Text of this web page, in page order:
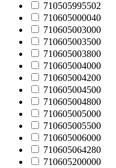
710505995502
710605000040
710605003000
710605003500
710605003800
710605004000
710605004200
710605004500
710605004800
710605005000
710605005500
710605006000
710605064280
710605200000